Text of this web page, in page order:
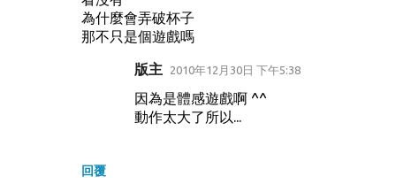
為什麼會弄破杯子
那不只是個遊戲嗎
回覆
版主 2010年12月30日 下午5:38
因為是體感遊戲啊 ^^
動作太大了所以...